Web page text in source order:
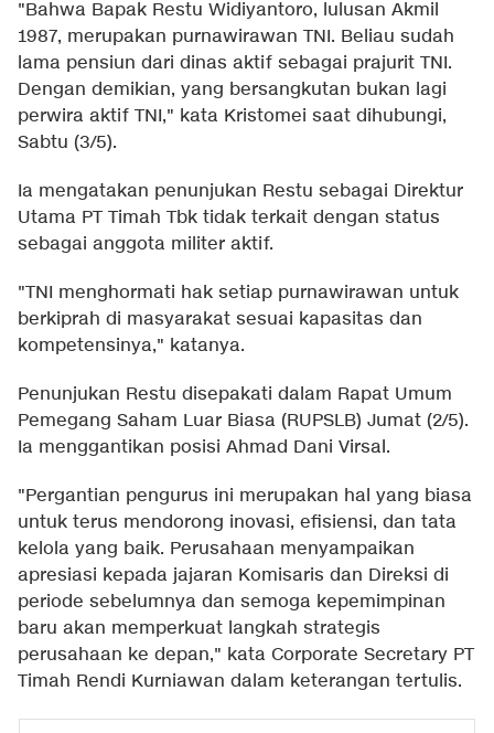
"Bahwa Bapak Restu Widiyantoro, lulusan Akmil
1987, merupakan purnawirawan TNI. Beliau sudah
lama pensiun dari dinas aktif sebagai prajurit TNI.
Dengan demikian, yang bersangkutan bukan lagi
perwira aktif TNI," kata Kristomei saat dihubungi,
Sabtu (3/5).
Ia mengatakan penunjukan Restu sebagai Direktur
Utama PT Timah Tbk tidak terkait dengan status
sebagai anggota militer aktif.
"TNI menghormati hak setiap purnawirawan untuk
berkiprah di masyarakat sesuai kapasitas dan
kompetensinya," katanya.
Penunjukan Restu disepakati dalam Rapat Umum
Pemegang Saham Luar Biasa (RUPSLB) Jumat (2/5).
Ia menggantikan posisi Ahmad Dani Virsal.
"Pergantian pengurus ini merupakan hal yang biasa
untuk terus mendorong inovasi, efisiensi, dan tata
kelola yang baik. Perusahaan menyampaikan
apresiasi kepada jajaran Komisaris dan Direksi di
periode sebelumnya dan semoga kepemimpinan
baru akan memperkuat langkah strategis
perusahaan ke depan," kata Corporate Secretary PT
Timah Rendi Kurniawan dalam keterangan tertulis.